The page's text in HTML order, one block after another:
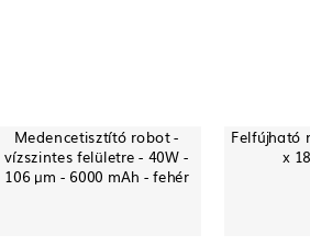
Medencetisztító robot -
vízszintes felületre - 40W -
106 μm - 6000 mAh - fehér
Felfújható
x